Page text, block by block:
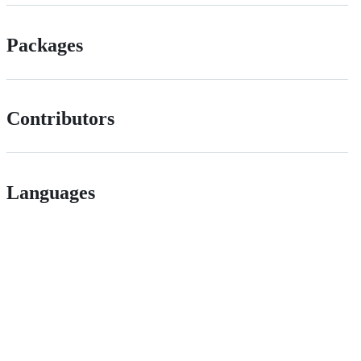
Packages
Contributors
Languages